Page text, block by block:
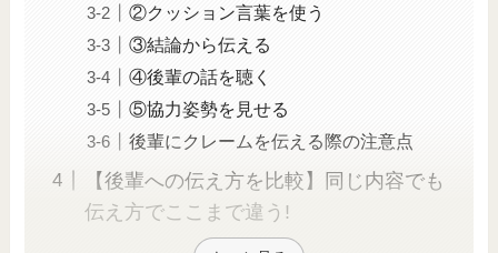
②クッション言葉を使う
③結論から伝える
④後輩の話を聴く
⑤協力姿勢を見せる
後輩にクレームを伝える際の注意点
【後輩への伝え方を比較】同じ内容でも
伝え方でここまで違う!